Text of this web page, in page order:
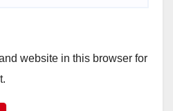
website in this browser for